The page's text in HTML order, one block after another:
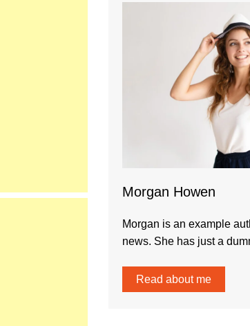
Morgan Howen
Morgan is an example
news. She has just a
Read about me